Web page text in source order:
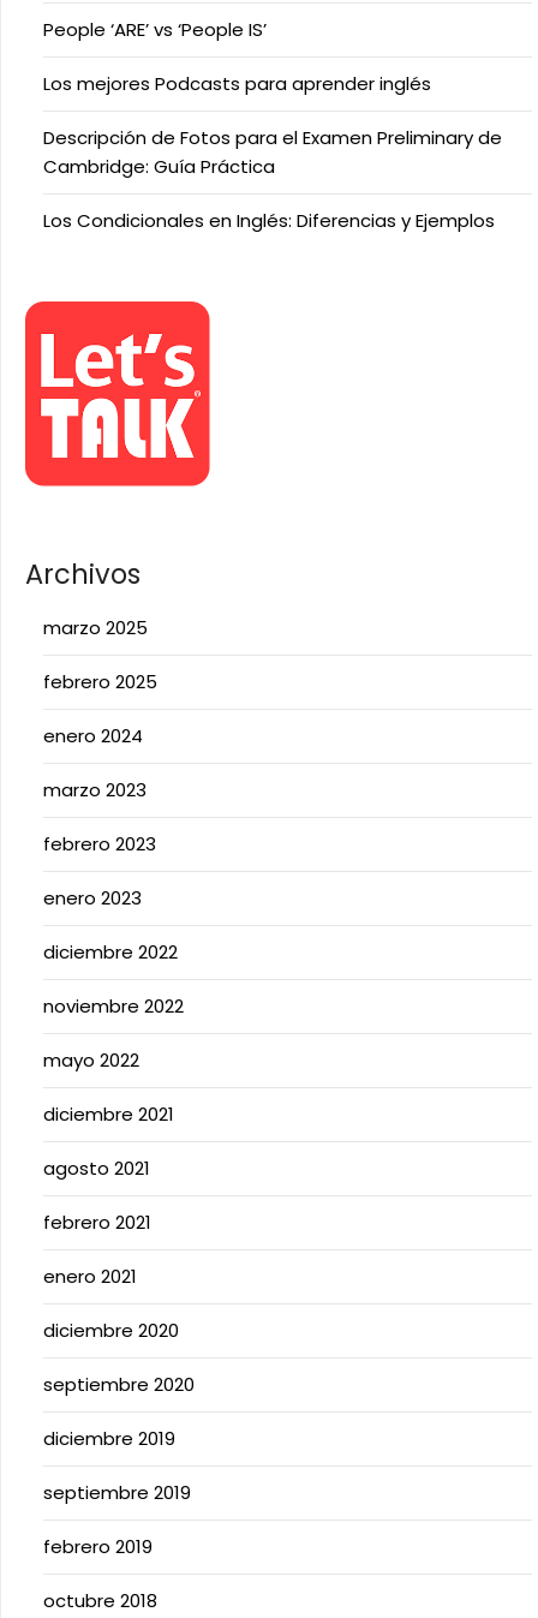
People ‘ARE’ vs ‘People IS’
Los mejores Podcasts para aprender inglés
Descripción de Fotos para el Examen Preliminary de
Cambridge: Guía Práctica
Los Condicionales en Inglés: Diferencias y Ejemplos
Archivos
marzo 2025
febrero 2025
enero 2024
marzo 2023
febrero 2023
enero 2023
diciembre 2022
noviembre 2022
mayo 2022
diciembre 2021
agosto 2021
febrero 2021
enero 2021
diciembre 2020
septiembre 2020
diciembre 2019
septiembre 2019
febrero 2019
octubre 2018